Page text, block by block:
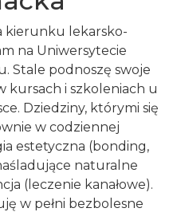
kierunku lekarsko-
na Uniwersytecie
Stale podnoszę swoje
kursach i szkoleniach u
Dziedziny, którymi się
w codziennej
estetyczna (bonding,
naturalne
(leczenie kanałowe).
w pełni bezbolesne